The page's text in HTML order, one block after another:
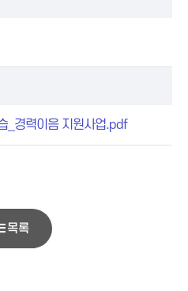
_경력이음 지원사업.pdf
목록